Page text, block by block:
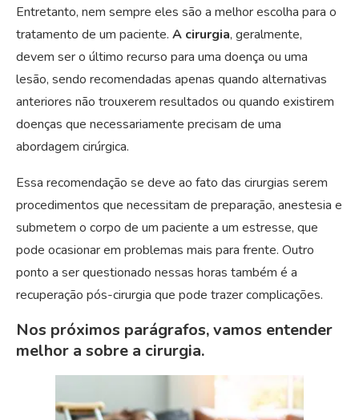
Entretanto, nem sempre eles são a melhor escolha para o
tratamento de um paciente. A cirurgia, geralmente,
devem ser o último recurso para uma doença ou uma
lesão, sendo recomendadas apenas quando alternativas
anteriores não trouxerem resultados ou quando existirem
doenças que necessariamente precisam de uma
abordagem cirúrgica.
Essa recomendação se deve ao fato das cirurgias serem
procedimentos que necessitam de preparação, anestesia e
submetem o corpo de um paciente a um estresse, que
pode ocasionar em problemas mais para frente. Outro
ponto a ser questionado nessas horas também é a
recuperação pós-cirurgia que pode trazer complicações.
Nos próximos parágrafos, vamos entender
melhor a sobre a cirurgia.